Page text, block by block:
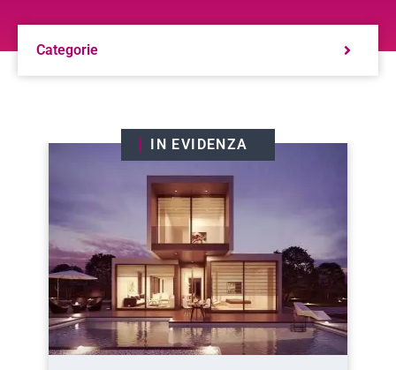
IN EVIDENZA
Categorie